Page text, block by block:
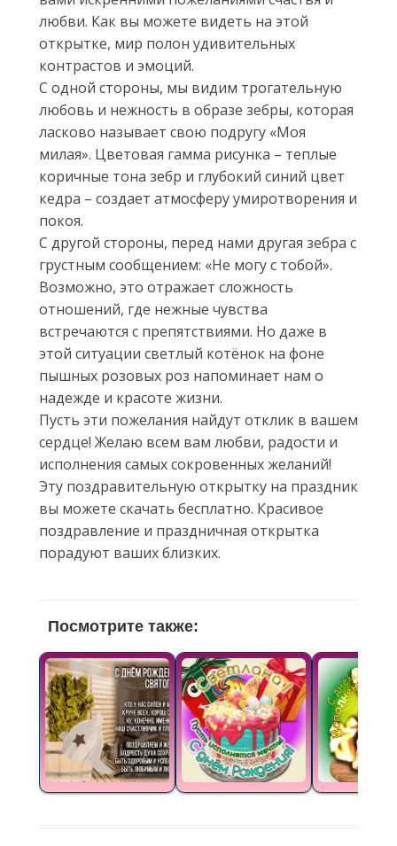
любви. Как вы можете видеть на этой
открытке, мир полон удивительных
контрастов и эмоций.
С одной стороны, мы видим трогательную
любовь и нежность в образе зебры, которая
ласково называет свою подругу «Моя
милая». Цветовая гамма рисунка – теплые
коричные тона зебр и глубокий синий цвет
кедра – создает атмосферу умиротворения и
покоя.
С другой стороны, перед нами другая зебра с
грустным сообщением: «Не могу с тобой».
Возможно, это отражает сложность
отношений, где нежные чувства
встречаются с препятствиями. Но даже в
этой ситуации светлый котёнок на фоне
пышных розовых роз напоминает нам о
надежде и красоте жизни.
Пусть эти пожелания найдут отклик в вашем
сердце! Желаю всем вам любви, радости и
исполнения самых сокровенных желаний!
Эту поздравительную открытку на праздник
вы можете скачать бесплатно. Красивое
поздравление и праздничная открытка
порадуют ваших близких.
Посмотрите также: